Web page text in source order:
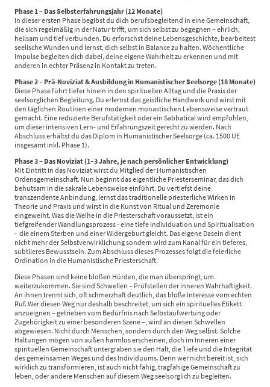
Phase 1 – Das Selbsterfahrungsjahr (12 Monate)
In dieser ersten Phase begibst du dich berufsbegleitend in eine Gemeinschaft,
die sich regelmäßig in der Natur trifft, um sich selbst zu begegnen – ehrlich,
heilsam und tief verbunden. Du erforschst deine Lebensgeschichte, bearbeitest
seelische Wunden und lernst, dich selbst in Balance zu halten. Wöchentliche
Impulse begleiten dich dabei, deine eigene Wahrheit zu erkennen und mit
anderen in echter Präsenz in Kontakt zu treten.
Phase 2 – Prä-Noviziat & Ausbildung in Humanistischer Seelsorge (18 Monate)
Diese Phase führt tiefer hinein in den spirituellen Alltag und die Praxis der
seelsorglichen Begleitung. Du erlernst das geistliche Handwerk und wirst mit
den täglichen Routinen einer modernen monastischen Lebensweise vertraut
gemacht. Eine reduzierte Berufstätigkeit oder ein Sabbatical wird empfohlen,
um dieser intensiven Lern- und Erfahrungszeit gerecht zu werden. Nach
Abschluss erhältst du das Diplom in Humanistischer Seelsorge (ca. 1500 UE
insgesamt inkl. Phase 1).
Phase 3 – Das Noviziat (1–3 Jahre, je nach persönlicher Entwicklung)
Mit Eintritt in das Noviziat wirst du Mitglied der Humanistischen
Ordensgemeinschaft. Nun beginnt das eigentliche Priesterseminar, das dich
behutsam in die sakrale Lebensweise einführt. Du vertiefst deine
transzendente Anbindung, lernst das traditionelle priesterliche Wirken in
Theorie und Praxis und wirst in die Kunst von Ritual und Zeremonie
eingeweiht. Was die Weihe in die Priesterschaft voraussetzt, ist ein
tiefgreifender Wandlungsprozess - eine tiefe Individuation und Spiritualisation
- die einem Sterben und einer Widergeburt gleicht. Das eigene Dasein dient
nicht mehr der Selbstverwirklichung sondern wird zum Kanal für ein tieferes,
subtileres Bewusstsein. Zum Abschluss dieses Prozesses folgt die feierliche
Ordination in die Humanistische Priesterschaft.
Diese Phasen sind keine bloßen Hürden, die man überspringt, um
weiterzukommen. Sie sind Schwellen – Prüfstellen der inneren Wahrhaftigkeit.
An ihnen trennt sich, oft schmerzhaft deutlich, das bloße Interesse vom echten
Ruf. Wer diesen Weg nur deshalb beschreitet, um sich ein spirituelles Etikett
anzueignen – getrieben vom Bedürfnis nach Selbstaufwertung oder
Zugehörigkeit zu einer besonderen Szene –, wird an diesen Schwellen
abgewiesen. Nicht durch Menschen, sondern durch den Weg selbst. Solche
Haltungen mögen von außen harmlos erscheinen, doch im Inneren einer
spirituellen Gemeinschaft untergraben sie den Halt, die Tiefe und die Integrität
des gemeinsamen Weges und des Individuums. Denn wer nicht bereit ist, sich
wirklich zu transformieren, ist auch nicht fähig, tragfähige Gemeinschaft zu
leben, oder andere Menschen auf diesem Weg seelsorglich zu begleiten.